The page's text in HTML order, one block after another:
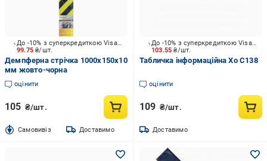
99.75₴/шт.
До -10% з суперкредиткою Visa Вигода
Демпферна стрічка 1000x150x10
мм жовто-чорна
оцінити
105 ₴/шт.
Cамовивіз Доставимо
103.55₴/шт.
До -10% з суперкредиткою Visa Вигода
Табличка інформаційна Xo C138
оцінити
109 ₴/шт.
Доставимо